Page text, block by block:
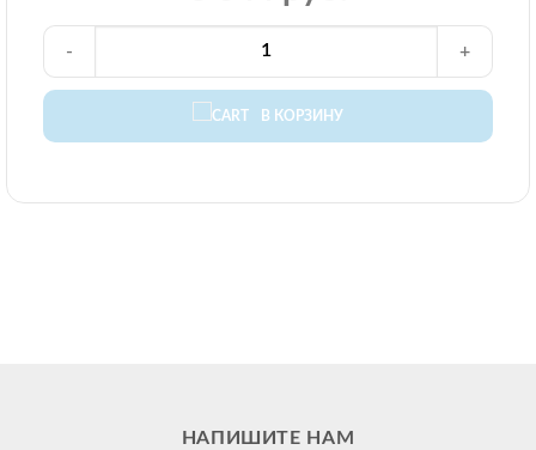
В КОРЗИНУ
- +
НАПИШИТЕ НАМ